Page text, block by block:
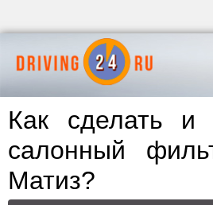
Как сделать и
салонный
Матиз?